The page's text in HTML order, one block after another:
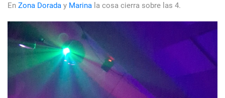
En Zona Dorada y Marina la cosa cierra sobre las 4.